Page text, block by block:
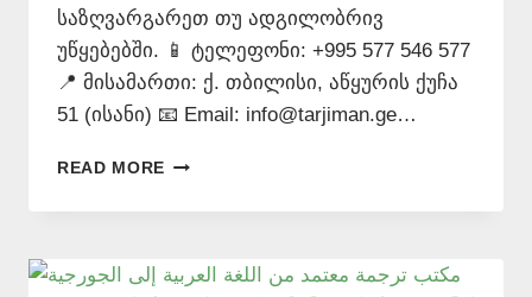
საზღვარგარეთ თუ ადგილობრივ
უწყებებში. 📱 ტელეფონი: +995 577 546 577
📍 მისამართი: ქ. თბილისი, აწყურის ქუჩა
51 (ისანი) 📧 Email: info@tarjiman.ge…
READ MORE ᲗᲐᲠᲒᲛᲜᲘᲡ
–
577